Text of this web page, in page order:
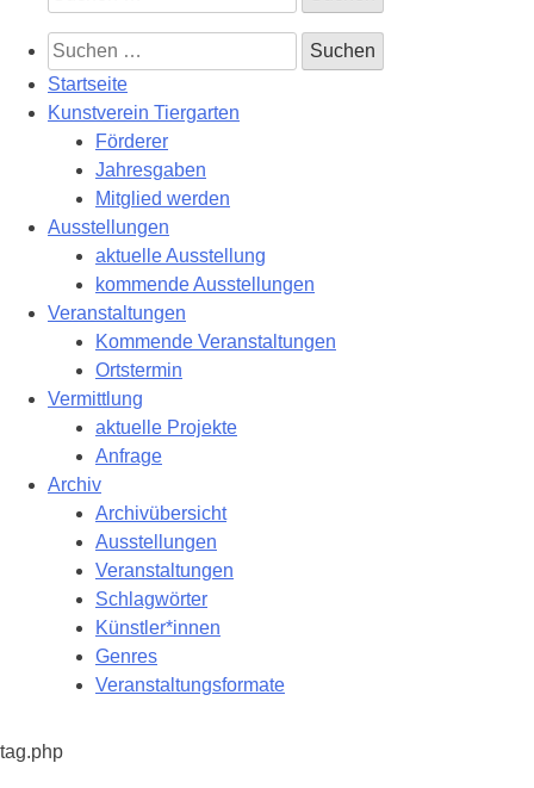
nach:
Suchen
nach:
Startseite
Kunstverein Tiergarten
Förderer
Jahresgaben
Mitglied werden
Ausstellungen
aktuelle Ausstellung
kommende Ausstellungen
Veranstaltungen
Kommende Veranstaltungen
Ortstermin
Vermittlung
aktuelle Projekte
Anfrage
Archiv
Archivübersicht
Ausstellungen
Veranstaltungen
Schlagwörter
Künstler*innen
Genres
Veranstaltungsformate
tag.php